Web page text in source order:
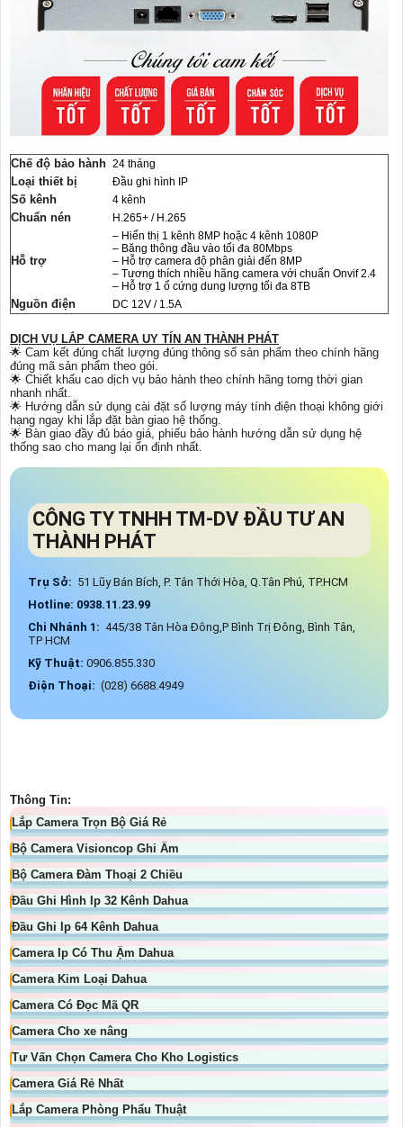
Chế độ bảo hành 24 tháng
Loại thiết bị Đầu ghi hình IP
Số kênh 4 kênh
Chuẩn nén H.265+ / H.265
Hỗ trợ
– Hiển thị 1 kênh 8MP hoặc 4 kênh 1080P
– Băng thông đầu vào tối đa 80Mbps
– Hỗ trợ camera độ phân giải đến 8MP
– Tương thích nhiều hãng camera với chuẩn Onvif 2.4
– Hỗ trợ 1 ổ cứng dung lượng tối đa 8TB
Nguồn điện DC 12V / 1.5A
DỊCH VỤ LẮP CAMERA UY TÍN AN THÀNH PHÁT
🌟 Cam kết đúng chất lượng đúng thông số sản phẩm theo chính hãng
đúng mã sản phẩm theo gói.
🌟 Chiết khấu cao dịch vụ bảo hành theo chính hãng torng thời gian
nhanh nhất.
🌟 Hướng dẫn sử dụng cài đặt số lượng máy tính điện thoại không giới
hạng ngay khi lắp đặt bàn giao hệ thống.
🌟 Bàn giao đầy đủ báo giá, phiếu bảo hành hướng dẫn sử dụng hệ
thống sao cho mang lại ổn định nhất.
CÔNG TY TNHH TM-DV ĐẦU TƯ AN
THÀNH PHÁT
Trụ Sở: 51 Lũy Bán Bích, P. Tân Thới Hòa, Q.Tân Phú, TP.HCM
Hotline: 0938.11.23.99
Chi Nhánh 1: 445/38 Tân Hòa Đông,P Bình Trị Đông, Bình Tân,
TP HCM
Kỹ Thuật: 0906.855.330
Điện Thoại: (028) 6688.4949
Thông Tin:
Lắp Camera Trọn Bộ Giá Rẻ
Bộ Camera Visioncop Ghi Âm
Bộ Camera Đàm Thoại 2 Chiều
Đầu Ghi Hình Ip 32 Kênh Dahua
Đầu Ghi Ip 64 Kênh Dahua
Camera Ip Có Thu Ậm Dahua
Camera Kim Loại Dahua
Camera Có Đọc Mã QR
Camera Cho xe nâng
Tư Vấn Chọn Camera Cho Kho Logistics
Camera Giá Rẻ Nhất
Lắp Camera Phòng Phẩu Thuật